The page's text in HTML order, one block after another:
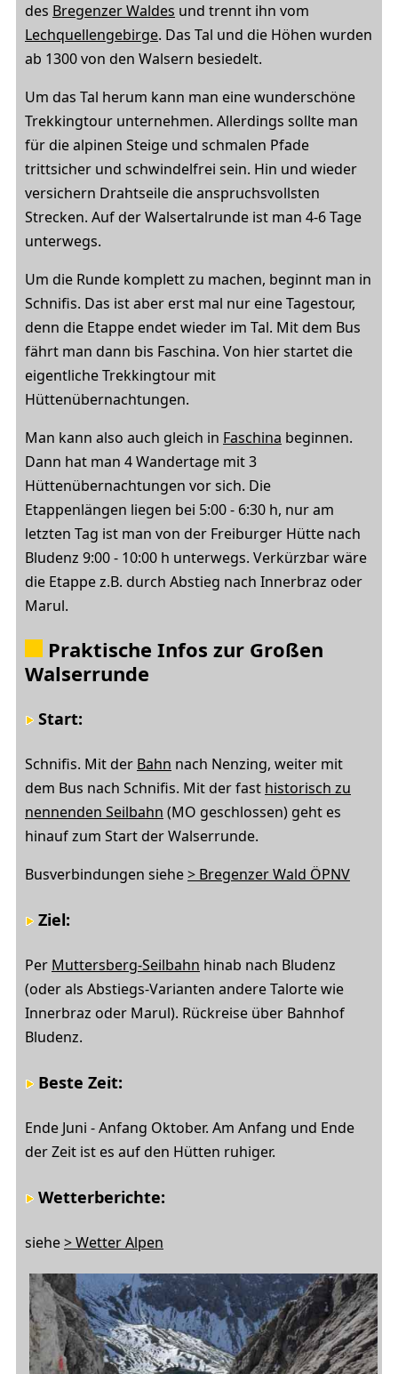
des Bregenzer Waldes und trennt ihn vom
Lechquellengebirge. Das Tal und die Höhen wurden
ab 1300 von den Walsern besiedelt.
Um das Tal herum kann man eine wunderschöne
Trekkingtour unternehmen. Allerdings sollte man
für die alpinen Steige und schmalen Pfade
trittsicher und schwindelfrei sein. Hin und wieder
versichern Drahtseile die anspruchsvollsten
Strecken. Auf der Walsertalrunde ist man 4-6 Tage
unterwegs.
Um die Runde komplett zu machen, beginnt man in
Schnifis. Das ist aber erst mal nur eine Tagestour,
denn die Etappe endet wieder im Tal. Mit dem Bus
fährt man dann bis Faschina. Von hier startet die
eigentliche Trekkingtour mit
Hüttenübernachtungen.
Man kann also auch gleich in Faschina beginnen.
Dann hat man 4 Wandertage mit 3
Hüttenübernachtungen vor sich. Die
Etappenlängen liegen bei 5:00 - 6:30 h, nur am
letzten Tag ist man von der Freiburger Hütte nach
Bludenz 9:00 - 10:00 h unterwegs. Verkürzbar wäre
die Etappe z.B. durch Abstieg nach Innerbraz oder
Marul.
Praktische Infos zur Großen
Walserrunde
Start:
Schnifis. Mit der Bahn nach Nenzing, weiter mit
dem Bus nach Schnifis. Mit der fast historisch zu
nennenden Seilbahn (MO geschlossen) geht es
hinauf zum Start der Walserrunde.
Busverbindungen siehe> Bregenzer Wald ÖPNV
Ziel:
Per Muttersberg-Seilbahn hinab nach Bludenz
(oder als Abstiegs-Varianten andere Talorte wie
Innerbraz oder Marul). Rückreise über Bahnhof
Bludenz.
Beste Zeit:
Ende Juni - Anfang Oktober. Am Anfang und Ende
der Zeit ist es auf den Hütten ruhiger.
Wetterberichte:
siehe> Wetter Alpen